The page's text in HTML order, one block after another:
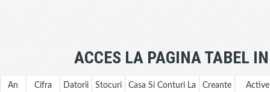
ACCES LA PAGINA TABEL
An
Cifra
Datorii
Stocuri
Casa Si Conturi La
Creante
Active